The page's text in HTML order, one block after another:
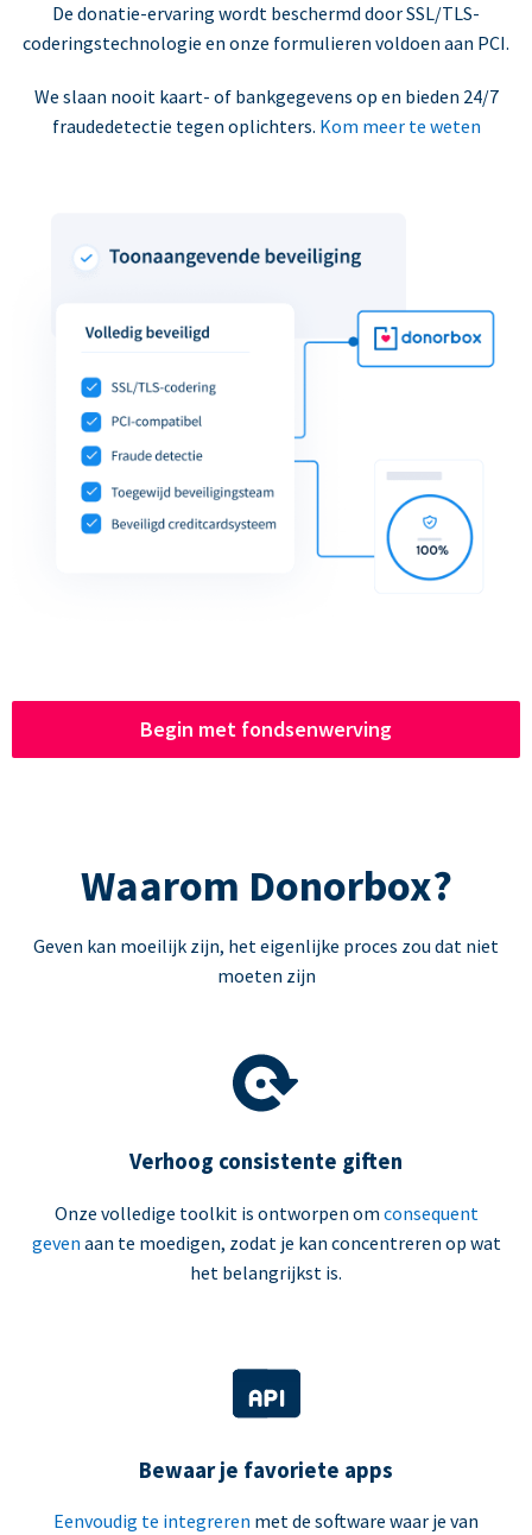
De donatie-ervaring wordt beschermd door SSL/TLS-
coderingstechnologie en onze formulieren voldoen aan PCI.
We slaan nooit kaart- of bankgegevens op en bieden 24/7
fraudedetectie tegen oplichters. Kom meer te weten
Begin met fondsenwerving
Waarom Donorbox?
Geven kan moeilijk zijn, het eigenlijke proces zou dat niet
moeten zijn
Verhoog consistente giften
Onze volledige toolkit is ontworpen om consequent
geven aan te moedigen, zodat je kan concentreren op wat
het belangrijkst is.
Bewaar je favoriete apps
Eenvoudig te integreren met de software waar je van